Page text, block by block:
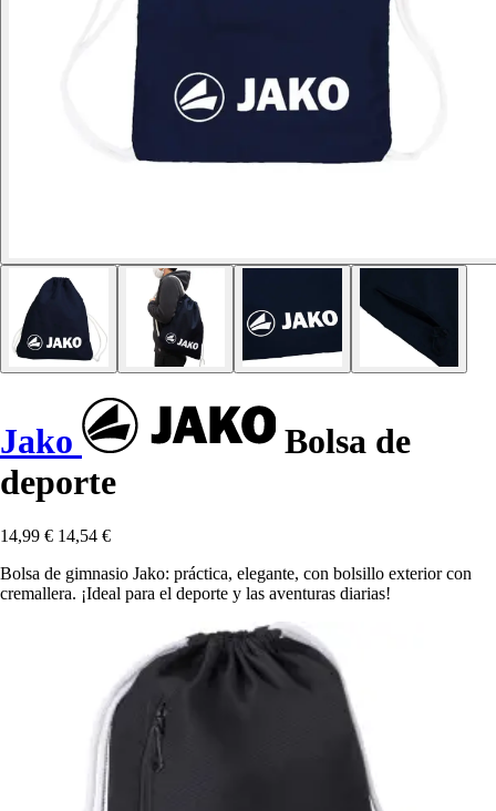
Jako
Bolsa de
deporte
14,99 € 14,54 €
Bolsa de gimnasio Jako: práctica, elegante, con bolsillo exterior con
cremallera. ¡Ideal para el deporte y las aventuras diarias!